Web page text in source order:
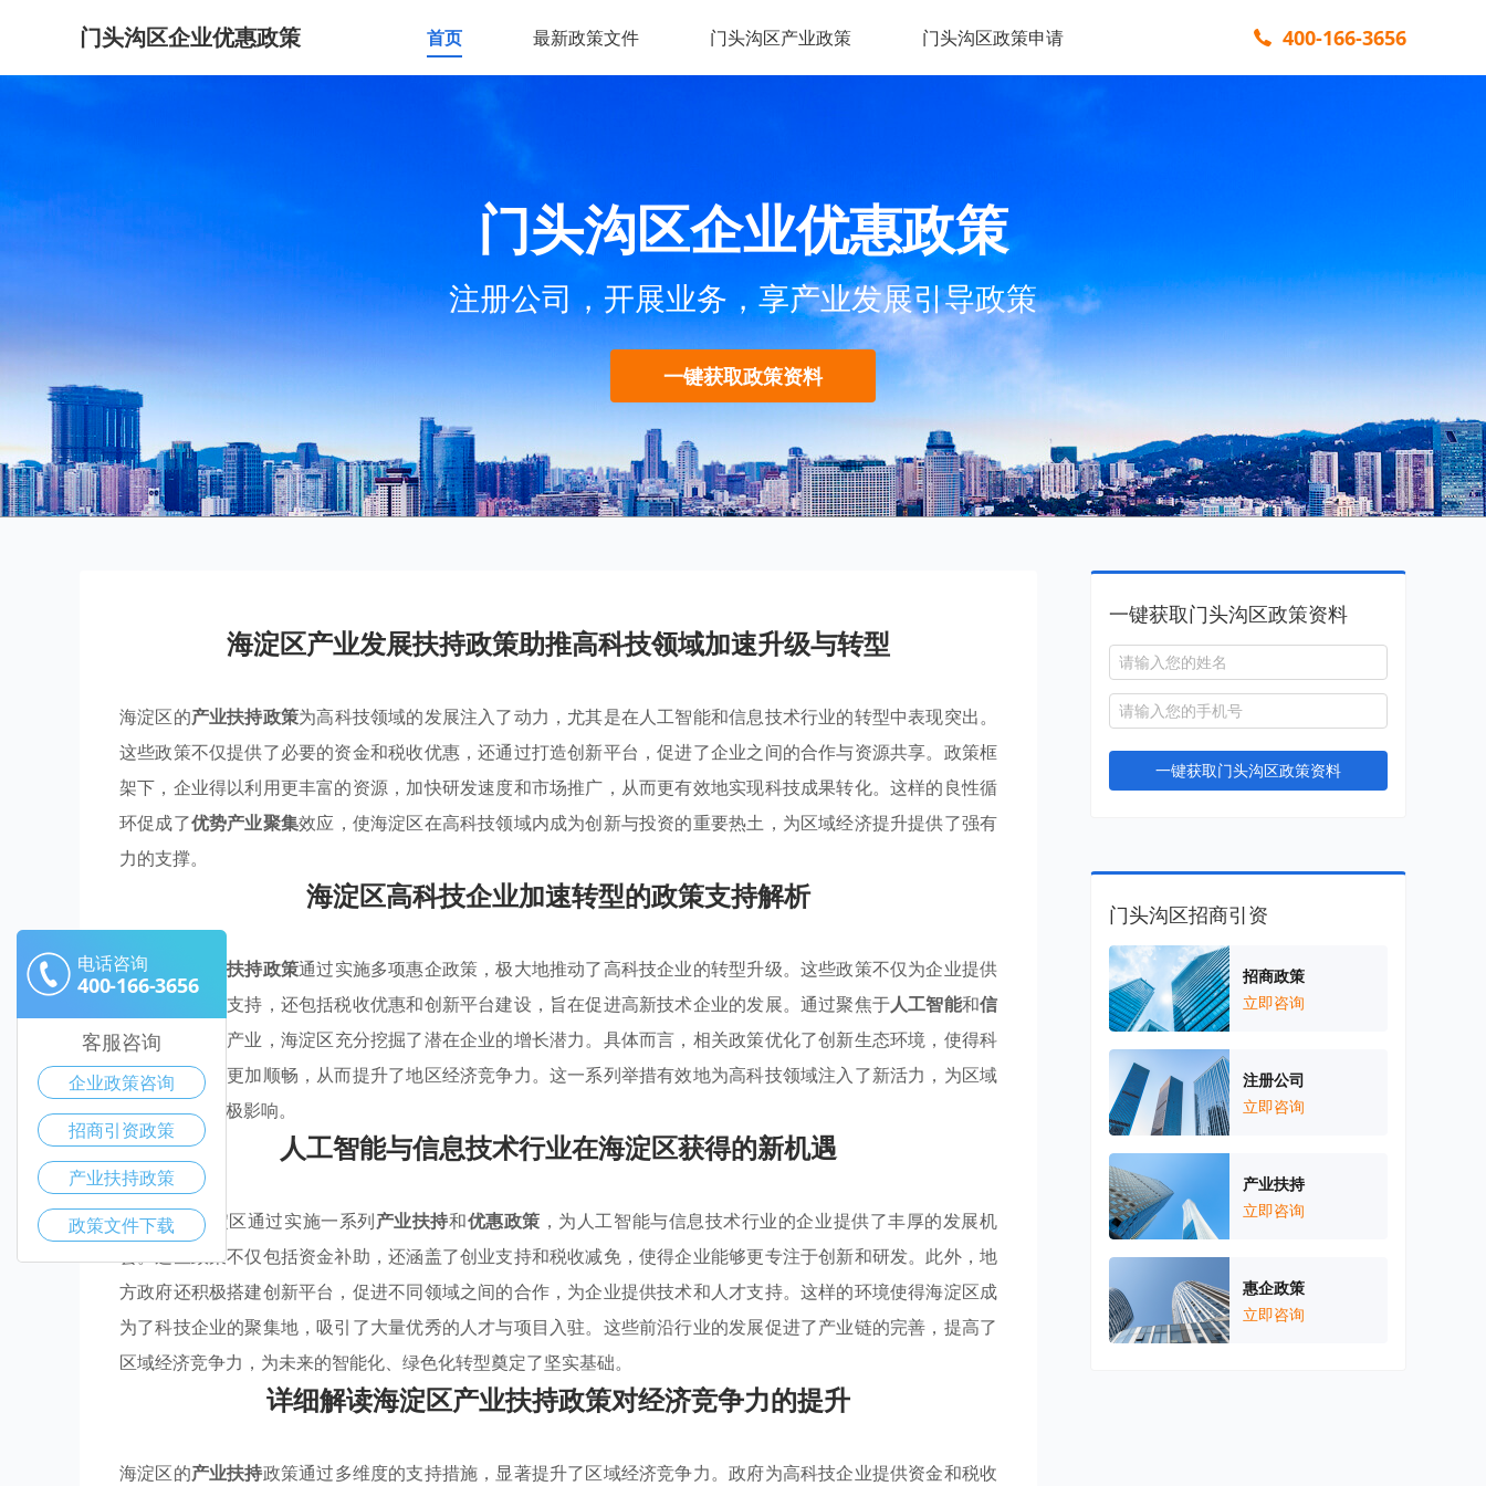
门头沟区企业优惠政策 首页 最新政策文件 门头沟区产业政策 门头沟区政策申请 400-166-3656
门头沟区企业优惠政策
注册公司，开展业务，享产业发展引导政策
一键获取政策资料
海淀区产业发展扶持政策助推高科技领域加速升级与转型
海淀区的产业扶持政策为高科技领域的发展注入了动力，尤其是在人工智能和信息技术行业的转型中表现突出。
这些政策不仅提供了必要的资金和税收优惠，还通过打造创新平台，促进了企业之间的合作与资源共享。政策框
架下，企业得以利用更丰富的资源，加快研发速度和市场推广，从而更有效地实现科技成果转化。这样的良性循
环促成了优势产业聚集效应，使海淀区在高科技领域内成为创新与投资的重要热土，为区域经济提升提供了强有
力的支撑。
海淀区高科技企业加速转型的政策支持解析
海淀区的 产业扶持政策通过实施多项惠企政策，极大地推动了高科技企业的转型升级。这些政策不仅为企业提供
了必要的资金支持，还包括税收优惠和创新平台建设，旨在促进高新技术企业的发展。通过聚焦于人工智能和信
息技术
等优势产业，海淀区充分挖掘了潜在企业的增长潜力。具体而言，相关政策优化了创新生态环境，使得科
技成果的转化更加顺畅，从而提升了地区经济竞争力。这一系列举措有效地为高科技领域注入了新活力，为区域
经济带来了积极影响。
人工智能与信息技术行业在海淀区获得的新机遇
近年来，海淀区通过实施一系列产业扶持和优惠政策 ，为人工智能与信息技术行业的企业提供了丰厚的发展机
会。这些政策不仅包括资金补助，还涵盖了创业支持和税收减免，使得企业能够更专注于创新和研发。此外，地
方政府还积极搭建创新平台，促进不同领域之间的合作，为企业提供技术和人才支持。这样的环境使得海淀区成
为了科技企业的聚集地，吸引了大量优秀的人才与项目入驻。这些前沿行业的发展促进了产业链的完善，提高了
区域经济竞争力，为未来的智能化、绿色化转型奠定了坚实基础。
详细解读海淀区产业扶持政策对经济竞争力的提升
海淀区的产业扶持政策通过多维度的支持措施，显著提升了区域经济竞争力。政府为高科技企业提供资金和税收
一键获取门头沟区政策资料
一键获取门头沟区政策资料
门头沟区招商引资
招商政策
立即咨询
注册公司
立即咨询
产业扶持
立即咨询
惠企政策
立即咨询
电话咨询
400-166-3656
客服咨询
企业政策咨询
招商引资政策
产业扶持政策
政策文件下载